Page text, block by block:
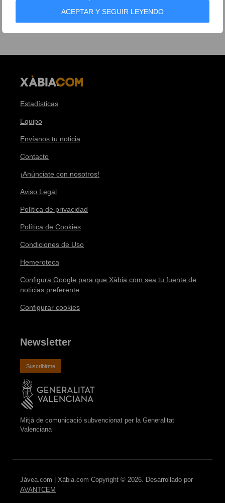
ACEPTAR Y SEGUIR LEYENDO
Estadísticas
Equipo
Envíanos tu noticia
Contacto
¡Anúnciate con nosotros!
Aviso Legal
Política de privacidad
Política de Cookies
Condiciones de Uso
Hemeroteca
Configura Google para que Xàbia.com sea tu fuente de
noticias preferente
Configurar cookies
Newsletter
Suscribirme
Mitjà de comunicació subvencionat per la Generalitat
Valenciana
Jávea.com | Xàbia.com Copyright © 2026. Desarrollado por
AVANTCEM